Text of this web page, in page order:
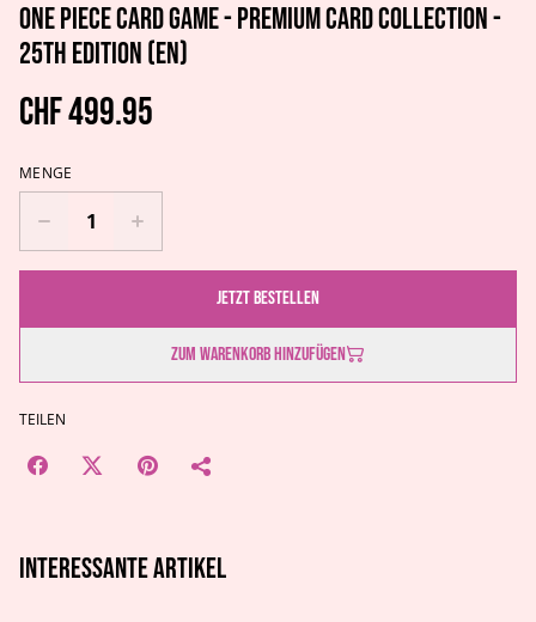
One Piece Card Game - Premium Card Collection -
25th Edition (EN)
CHF 499.95
MENGE
Jetzt bestellen
Zum Warenkorb hinzufügen
TEILEN
Interessante artikel